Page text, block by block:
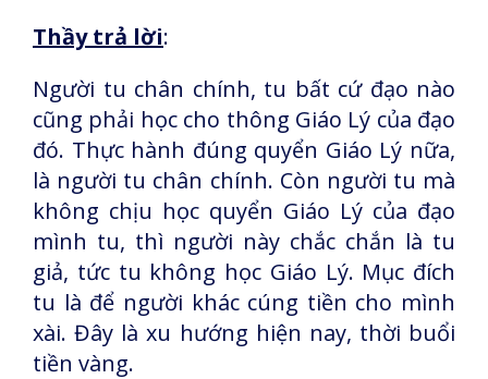
Thầy trả lời:
Người tu chân chính, tu bất cứ đạo nào
cũng phải học cho thông Giáo Lý của đạo
đó. Thực hành đúng quyển Giáo Lý nữa,
là người tu chân chính. Còn người tu mà
không chịu học quyển Giáo Lý của đạo
mình tu, thì người này chắc chắn là tu
giả, tức tu không học Giáo Lý. Mục đích
tu là để người khác cúng tiền cho mình
xài. Đây là xu hướng hiện nay, thời buổi
tiền vàng.